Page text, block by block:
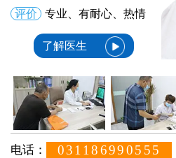
评价
专业、有耐心、热情
了解医生
电话： 031186990555